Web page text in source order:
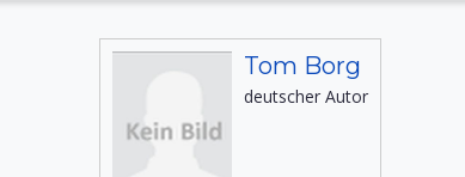
Tom Borg
deutscher Autor